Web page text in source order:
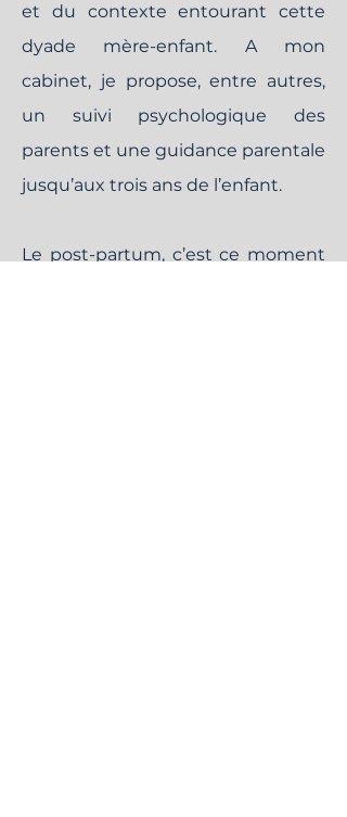
et du contexte entourant cette
dyade mère-enfant. A mon
cabinet, je propose, entre autres,
un suivi psychologique des
parents et une guidance parentale
jusqu’aux trois ans de l’enfant.
Le post-partum, c’est ce moment